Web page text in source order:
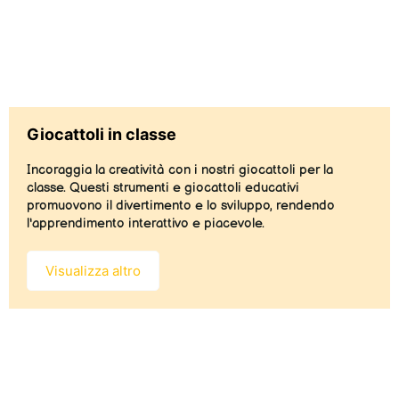
Giocattoli in classe
Incoraggia la creatività con i nostri giocattoli per la
classe. Questi strumenti e giocattoli educativi
promuovono il divertimento e lo sviluppo, rendendo
l'apprendimento interattivo e piacevole.
Visualizza altro